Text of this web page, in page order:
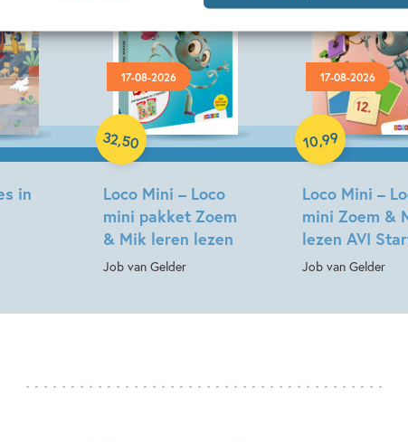
in
17-08-2026
Loco Mini – Loco
mini pakket Zoem
& Mik leren lezen
Job van Gelder
32,50
Paperback
17-08-2026
Loco Mini –
mini Zoem &
lezen AVI
Job van Gelder
10,99
Paperback